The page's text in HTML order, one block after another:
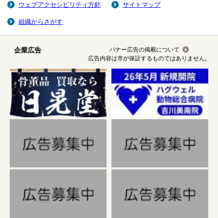
ウェブアクセシビリティ方針 サイトマップ
組織からさがす
企業広告
バナー広告の掲載について
広告内容は市が保証するものではありません。